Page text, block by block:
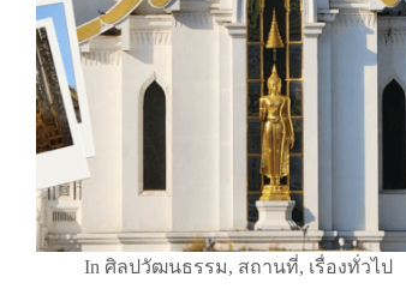
In ศิลปวัฒนธรรม, สถานที่, เรื่องทั่วไป